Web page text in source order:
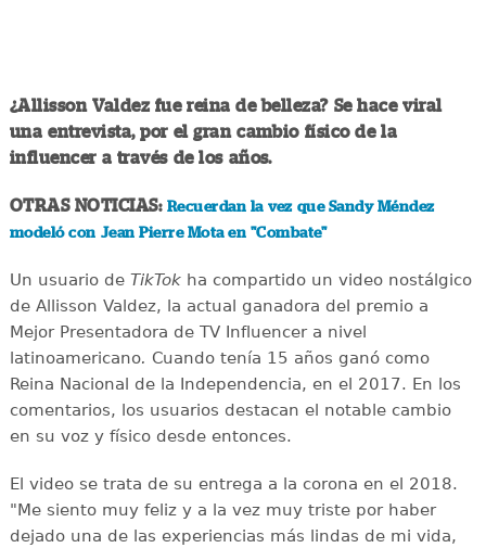
¿Allisson Valdez fue reina de belleza? Se hace viral
una entrevista, por el gran cambio físico de la
influencer a través de los años.
OTRAS NOTICIAS: Recuerdan la vez que Sandy Méndez
modeló con Jean Pierre Mota en "Combate"
Un usuario de TikTokha compartido un video nostálgico
de Allisson Valdez, la actual ganadora del premio a
Mejor Presentadora de TV Influencer a nivel
latinoamericano. Cuando tenía 15 años ganó como
Reina Nacional de la Independencia, en el 2017. En los
comentarios, los usuarios destacan el notable cambio
en su voz y físico desde entonces.
El video se trata de su entrega a la corona en el 2018.
"Me siento muy feliz y a la vez muy triste por haber
dejado una de las experiencias más lindas de mi vida,